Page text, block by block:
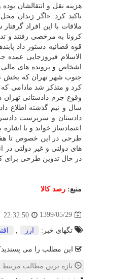
هزینه نقل و انتقالشان
تاکید کرد: «اگر زندان محل
کرونا به مرخصی رفتند و
قوه قضائیه دستور داد
الاسلام فیروزجایی
اشخاص و پرونده های
جنوب شهر تهران که بخش
کرد و متذکر شد مادامی که
سال و نیم گذشته اطلاع
دادستان و سرپرست
طرحی در این خصوص تا هفته
های دولتی و غیر دولتی در
در حال تدوین طرحی برای
منبع: رصد كالا
1399/05/29
22:32:50
تگهای خبر: ارز
این مطلب را می
تازه ترین مطالب مرتبط